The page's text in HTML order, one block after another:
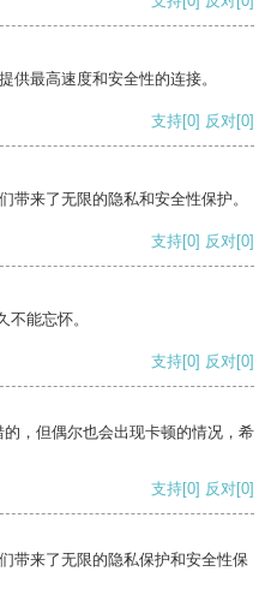
供最高速度和安全性的连接。
支持[0] 反对[0]
带来了无限的隐私和安全性保护。
支持[0] 反对[0]
能忘怀。
支持[0] 反对[0]
，但偶尔也会出现卡顿的情况，希
支持[0] 反对[0]
带来了无限的隐私保护和安全性保